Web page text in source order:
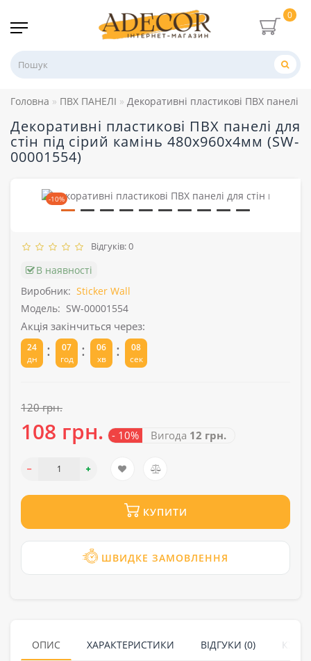
0
Головна ПВХ ПАНЕЛІ Декоративні пластикові ПВХ панелі
Декоративні пластикові ПВХ панелі для
стін під сірий камінь 480х960х4мм (SW-
00001554)
-10%
Відгуків: 0
В наявності
Виробник: Sticker Wall
Модель: SW-00001554
Акція закінчиться через:
24
дн
:
07
год
:
06
хв
:
08
сек
120 грн.
108 грн. - 10% Вигода 12 грн.
КУПИТИ
ШВИДКЕ ЗАМОВЛЕННЯ
ОПИС ХАРАКТЕРИСТИКИ ВІДГУКИ (0)